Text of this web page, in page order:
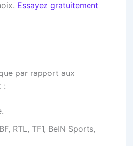
Essayez gratuitement
par rapport aux
:
RTL, TF1, BeIN Sports,